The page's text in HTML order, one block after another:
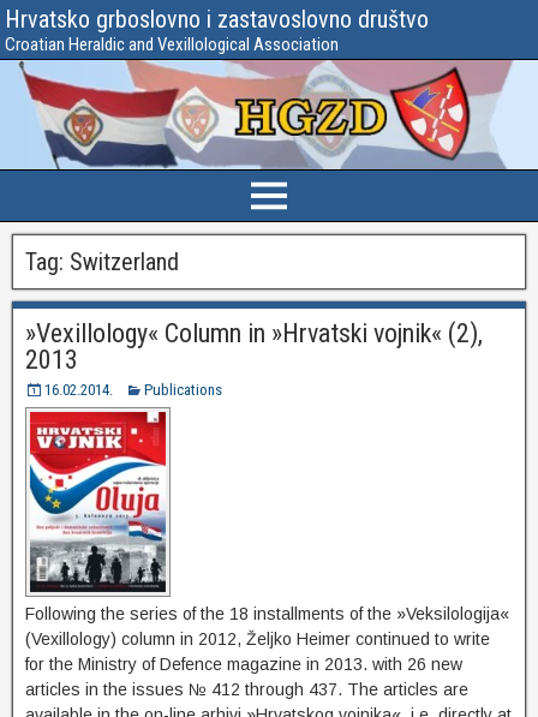
Hrvatsko grboslovno i zastavoslovno društvo
Croatian Heraldic and Vexillological Association
Tag: Switzerland
»Vexillology« Column in »Hrvatski vojnik« (2),
2013
16.02.2014. Publications
Following the series of the 18 installments of the »Veksilologija«
(Vexillology) column in 2012, Željko Heimer continued to write
for the Ministry of Defence magazine in 2013. with 26 new
articles in the issues № 412 through 437. The articles are